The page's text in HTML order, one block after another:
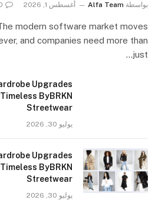
بواسطة Alfa Team أغسطس 1, 2026
modern software market moves
and companies need more than
just…
Upgrades
ByBRKN
Streetwear
يوليو 30, 2026
Upgrades
ByBRKN
Streetwear
يوليو 30, 2026